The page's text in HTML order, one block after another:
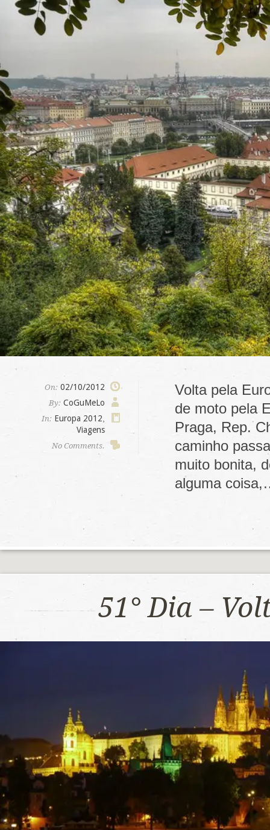
On: 02/10/2012
By: CoGuMeLo
In: Europa 2012
Viagens
No Comments.
Volta pela
de moto pela
Praga, Rep.
caminho
muito bonita,
alguma
51° Dia –